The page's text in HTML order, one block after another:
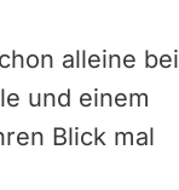
alleine bei
und einem
Blick mal